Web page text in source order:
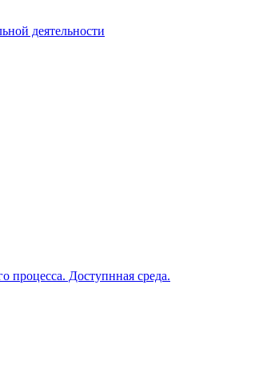
деятельности
процесса. Доступнная среда.